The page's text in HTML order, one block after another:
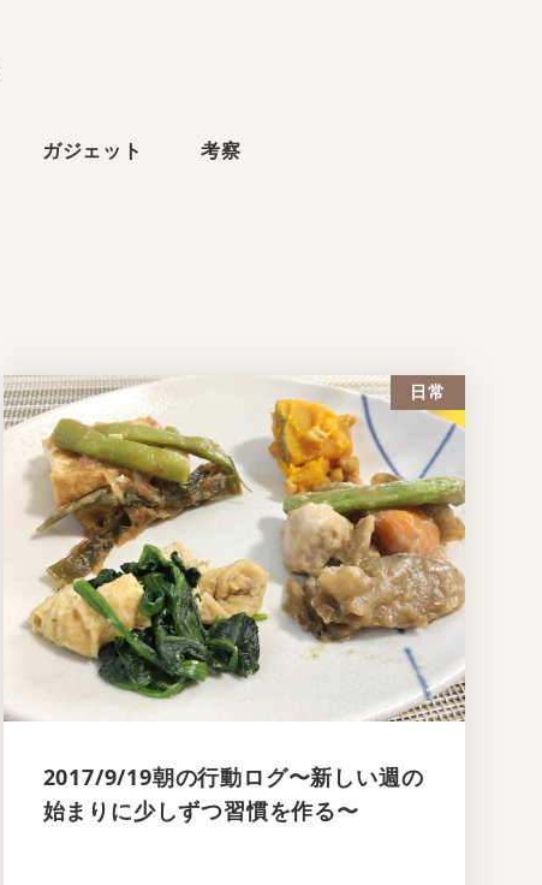
ガジェット 考察
日常
2017/9/19朝の行動ログ〜新しい週の
始まりに少しずつ習慣を作る〜